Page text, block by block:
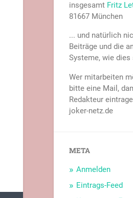
insgesamt Fritz
81667 München
... und natürlich
Beiträge und die
Systeme, wie
Wer mitarbeiten
bitte eine Mail,
Redakteur
joker-netz.de
META
Anmelden
Eintrags-Feed